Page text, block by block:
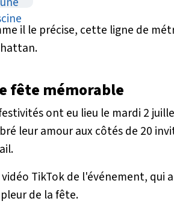
il le précise, cette ligne de
fête mémorable
ont eu lieu le mardi 2
leur amour aux côtés de 20
vidéo TikTok de l'événement, qui
de la fête.